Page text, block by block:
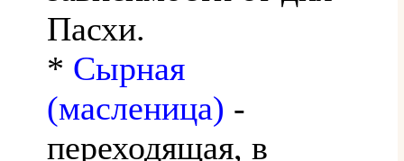
Пасхи.
* Сырная
(масленица) -
переходящая, в